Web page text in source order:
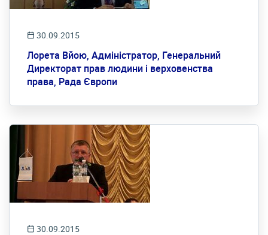
30.09.2015
Лорета Вйою, Адміністратор, Генеральний
Директорат прав людини і верховенства
права, Рада Європи
30.09.2015